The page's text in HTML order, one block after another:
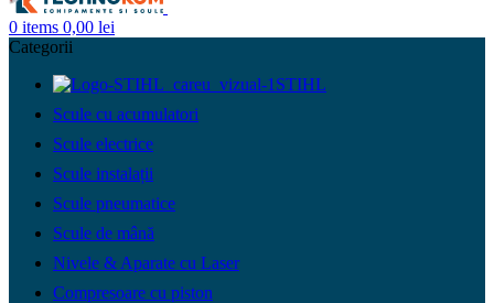
0 items 0,00 lei
Categorii
STIHL
Scule cu acumulatori
Scule electrice
Scule instalații
Scule pneumatice
Scule de mână
Nivele & Aparate cu Laser
Compresoare cu piston